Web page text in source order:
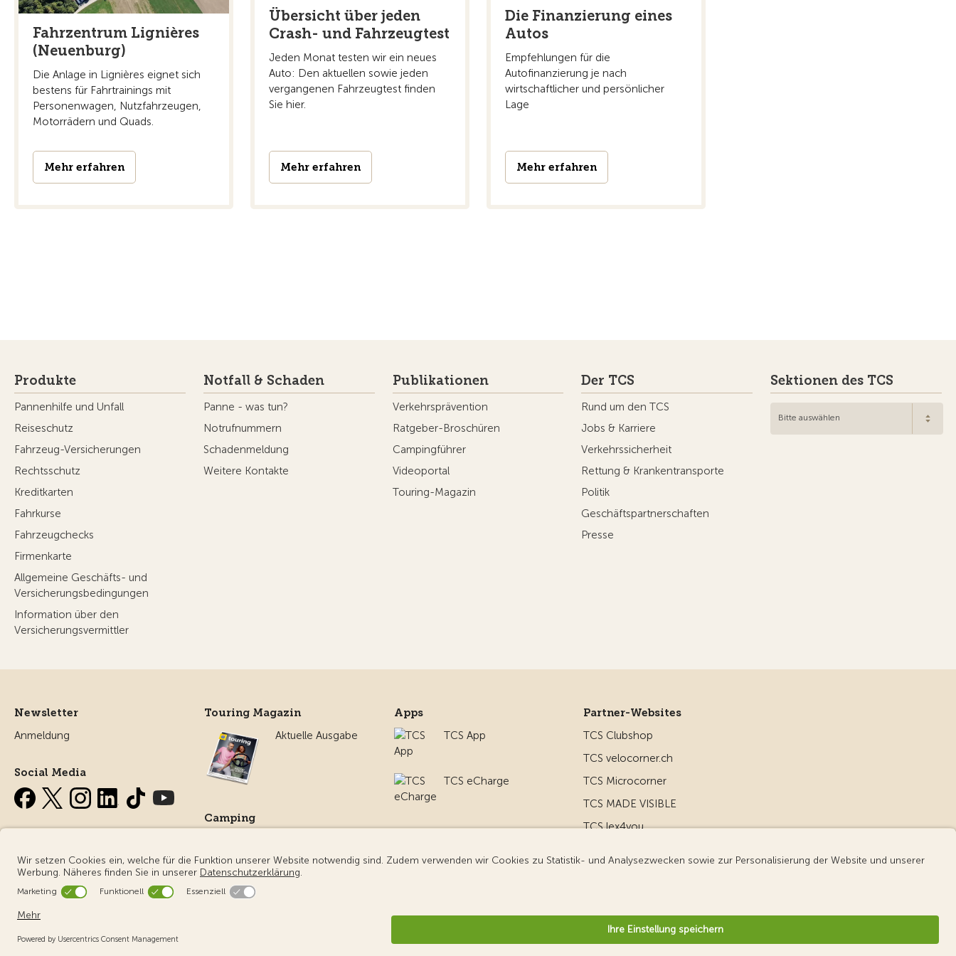
Fahrzentrum Lignières
(Neuenburg)
Die Anlage in Lignières eignet sich
bestens für Fahrtrainings mit
Personenwagen, Nutzfahrzeugen,
Motorrädern und Quads.
Mehr erfahren
Übersicht über jeden
Crash- und Fahrzeugtest
Jeden Monat testen wir ein neues
Auto: Den aktuellen sowie jeden
vergangenen Fahrzeugtest finden
Sie hier.
Mehr erfahren
Die Finanzierung eines
Autos
Empfehlungen für die
Autofinanzierung je nach
wirtschaftlicher und persönlicher
Lage
Mehr erfahren
Produkte
Pannenhilfe und Unfall
Reiseschutz
Fahrzeug-Versicherungen
Rechtsschutz
Kreditkarten
Fahrkurse
Fahrzeugchecks
Firmenkarte
Allgemeine Geschäfts- und
Versicherungsbedingungen
Information über den
Versicherungsvermittler
Notfall & Schaden
Panne - was tun?
Notrufnummern
Schadenmeldung
Weitere Kontakte
Publikationen
Verkehrsprävention
Ratgeber-Broschüren
Campingführer
Videoportal
Touring-Magazin
Der TCS
Rund um den TCS
Jobs & Karriere
Verkehrssicherheit
Rettung & Krankentransporte
Politik
Geschäftspartnerschaften
Presse
Sektionen des TCS
Bitte auswählen
Newsletter
Anmeldung
Social Media
Touring Magazin
Aktuelle Ausgabe
Camping
Camping
Apps
TCS App
TCS eCharge
Partner-Websites
TCS Clubshop
TCS velocorner.ch
TCS Microcorner
TCS MADE VISIBLE
TCS lex4you
© Touring Club Schweiz Benutzungsbedingungen - rechtliche Informationen